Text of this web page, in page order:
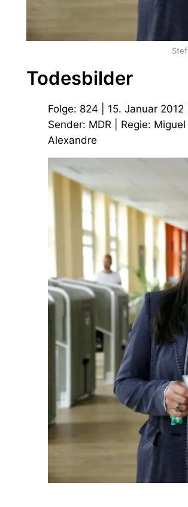
Todesbilder
Folge: 824 | 15. Januar 2012 |
Sender: MDR | Regie: Miguel
Alexandre